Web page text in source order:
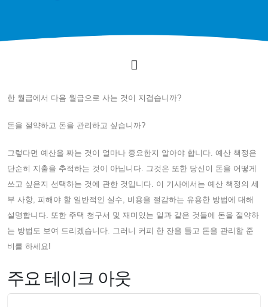
한 월급에서 다음 월급으로 사는 것이 지겹습니까?
돈을 절약하고 돈을 관리하고 싶습니까?
그렇다면 예산을 짜는 것이 얼마나 중요한지 알아야 합니다. 예산 책정은
단순히 지출을 추적하는 것이 아닙니다. 그것은 또한 당신이 돈을 어떻게
쓰고 싶은지 선택하는 것에 관한 것입니다. 이 기사에서는 예산 책정의 세
부 사항, 피해야 할 일반적인 실수, 비용을 절감하는 유용한 방법에 대해
설명합니다. 또한 주택 청구서 및 재미있는 일과 같은 것들에 돈을 절약하
는 방법도 보여 드리겠습니다. 그러니 커피 한 잔을 들고 돈을 관리할 준
비를 하세요!
주요 테이크 아웃